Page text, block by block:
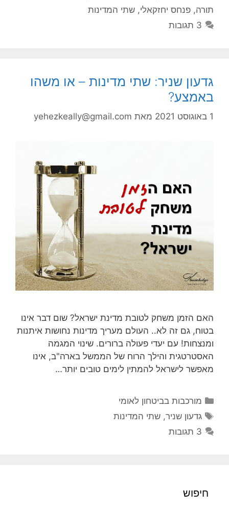
תורה, פנחס יחזקאלי, שתי המדינות
3 תגובות
גדעון שניר: שתי מדינות – או משהו
באמצע?
1 באוגוסט 2021 מאת yehezkeally@gmail.com
האם הזמן משחק לטובת מדינת ישראל? שום דבר אינו
בטוח, גם זה לא.. העולם מעריך מדינות נחושות איתנות
ומנצחות! עם יעדי פעולה ברורים. שינוי המגמה
האסטרטגית והילך הרוח של הממשל בארה"ב, אינו
מאפשר לישראל להמתין לימים טובים יותר…
קטגוריות
מורכבות בביטחון לאומי
תגיות
גדעון שניר,שתי המדינות
3 תגובות
חיפוש